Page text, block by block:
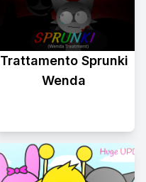
Trattamento Sprunki
Wenda